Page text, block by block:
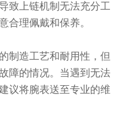
致上链机制无法充分工
合理佩戴和保养。
造工艺和耐用性，但
障的情况。当遇到无法
议将腕表送至专业的维